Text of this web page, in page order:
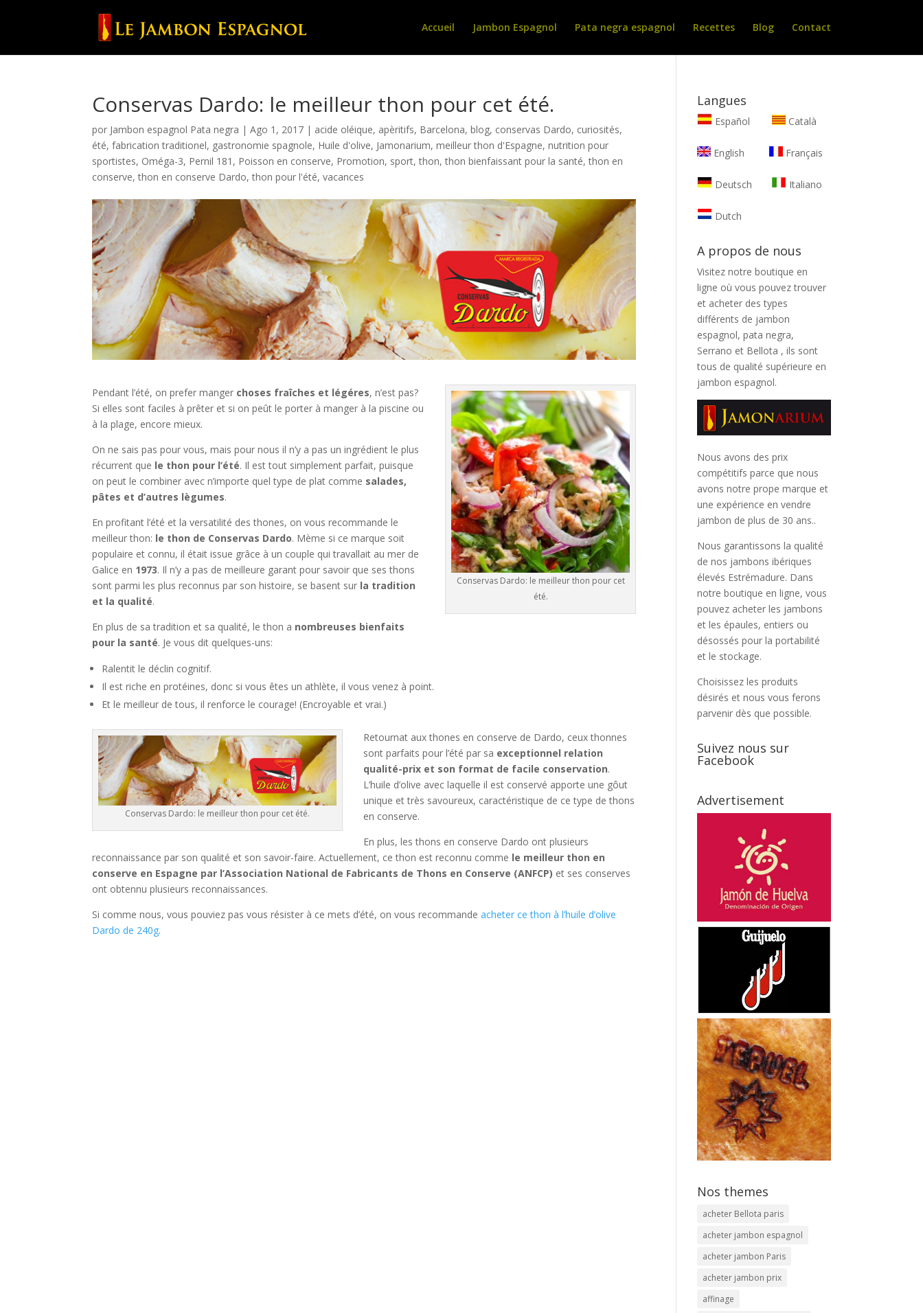
Accueil Jambon Espagnol Pata negra espagnol Recettes Blog Contact
Conservas Dardo: le meilleur thon pour cet été.
por Jambon espagnol Pata negra |Ago 1, 2017 | acide oléique, apèritifs, Barcelona,blog, conservas Dardo, curiosités,
été,fabrication traditionel, gastronomie spagnole, Huile d'olive, Jamonarium,meilleur thon d'Espagne,nutrition pour
sportistes, Oméga-3, Pernil 181 , Poisson en conserve, Promotion, sport,thon,thon bienfaissant pour la santé,thon en
conserve,thon en conserve Dardo,thon pour l'été,vacances
Conservas Dardo: le meilleur thon pour cet
été.
Pendant l’été, on prefer manger choses fraîches et légéres, n’est pas?
Si elles sont faciles à prêter et si on peût le porter à manger à la piscine ou
à la plage, encore mieux.
On ne sais pas pour vous, mais pour nous il n’y a pas un ingrédient le plus
récurrent que le thon pour l’été. Il est tout simplement parfait, puisque
on peut le combiner avec n’importe quel type de plat comme salades,
pâtes et d’autres lègumes.
En profitant l’été et la versatilité des thones, on vous recommande le
meilleur thon: le thon de Conservas Dardo. Mème si ce marque soit
populaire et connu, il était issue grâce à un couple qui travallait au mer de
Galice en 1973. Il n’y a pas de meilleure garant pour savoir que ses thons
sont parmi les plus reconnus par son histoire, se basent sur la tradition
et la qualité.
En plus de sa tradition et sa qualité, le thon a nombreuses bienfaits
pour la santé. Je vous dit quelques-uns:
Ralentit le déclin cognitif.
Il est riche en protéines, donc si vous êtes un athlète, il vous venez à point.
Et le meilleur de tous, il renforce le courage! (Encroyable et vrai.)
Conservas Dardo: le meilleur thon pour cet été.
Retournat aux thones en conserve de Dardo, ceux thonnes
sont parfaits pour l’été par sa exceptionnel relation
qualité-prix et son format de facile conservation.
L’huile d’olive avec laquelle il est conservé apporte une gôut
unique et très savoureux, caractéristique de ce type de thons
en conserve.
En plus, les thons en conserve Dardo ont plusieurs
reconnaissance par son qualité et son savoir-faire. Actuellement, ce thon est reconnu comme le meilleur thon en
conserve en Espagne par l’Association National de Fabricants de Thons en Conserve (ANFCP) et ses conserves
ont obtennu plusieurs reconnaissances.
Si comme nous, vous pouviez pas vous résister à ce mets d’été, on vous recommande acheter ce thon à l’huile d’olive
Dardo de 240g.
Langues
Español Català
English Français
Deutsch Italiano
Dutch
A propos de nous
Visitez notre boutique en
ligne où vous pouvez trouver
et acheter des types
différents de jambon
espagnol, pata negra,
Serrano et Bellota , ils sont
tous de qualité supérieure en
jambon espagnol.
Nous avons des prix
compétitifs parce que nous
avons notre prope marque et
une expérience en vendre
jambon de plus de 30 ans..
Nous garantissons la qualité
de nos jambons ibériques
élevés Estrémadure. Dans
notre boutique en ligne, vous
pouvez acheter les jambons
et les épaules, entiers ou
désossés pour la portabilité
et le stockage.
Choisissez les produits
désirés et nous vous ferons
parvenir dès que possible.
Suivez nous sur
Facebook
Advertisement
Nos themes
acheter Bellota paris
acheter jambon espagnol
acheter jambon Paris
acheter jambon prix
affinage